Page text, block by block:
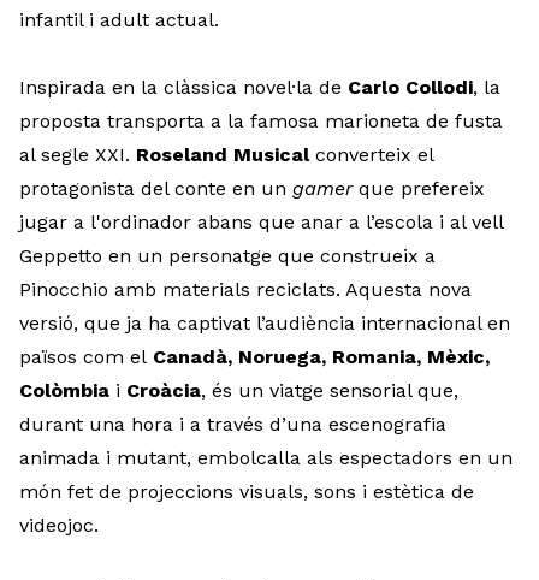
infantil i adult actual.
Inspirada en la clàssica novel·la de Carlo Collodi, la
proposta transporta a la famosa marioneta de fusta
al segle XXI. Roseland Musical converteix el
protagonista del conte en un gamerque prefereix
jugar a l'ordinador abans que anar a l’escola i al vell
Geppetto en un personatge que construeix a
Pinocchio amb materials reciclats. Aquesta nova
versió, que ja ha captivat l’audiència internacional en
països com el Canadà, Noruega, Romania, Mèxic,
Colòmbia i Croàcia, és un viatge sensorial que,
durant una hora i a través d’una escenografia
animada i mutant, embolcalla als espectadors en un
món fet de projeccions visuals, sons i estètica de
videojoc.